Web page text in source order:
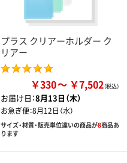
プラス クリアーホルダー ク
リアー
￥330 ￥7,502
お届け日：8月13日（木）
お急ぎ便：8月12日（水）
サイズ・材質・販売単位違いの商品が8商品あ
ります